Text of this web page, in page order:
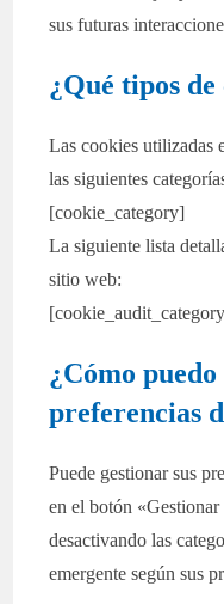
sus futuras
¿Qué tipos
Las cookies utilizadas
las siguientes
[cookie_category]
La siguiente lista
sitio web:
¿Cómo
preferencias
Puede gestionar sus
en el botón
desactivando las
emergente según sus